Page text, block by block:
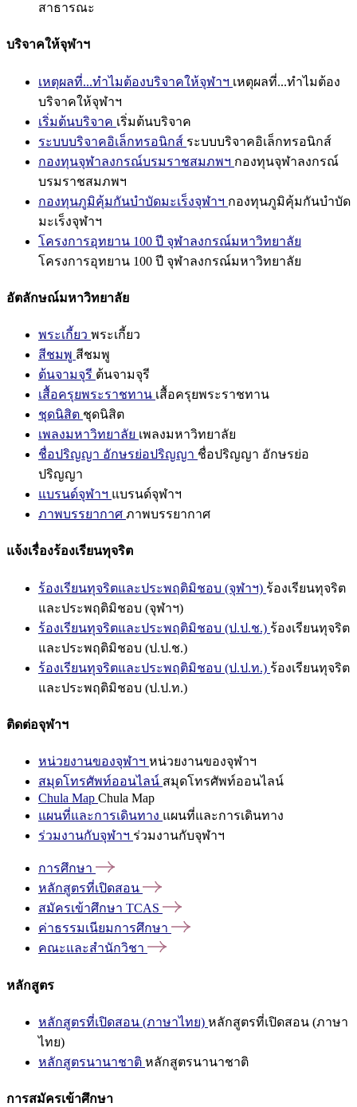
สาธารณะ
บริจาคให้จุฬาฯ
เหตุผลที่...ทำไมต้องบริจาคให้จุฬาฯ เหตุผลที่...ทำไมต้อง
บริจาคให้จุฬาฯ
เริ่มต้นบริจาค เริ่มต้นบริจาค
ระบบบริจาคอิเล็กทรอนิกส์ ระบบบริจาคอิเล็กทรอนิกส์
กองทุนจุฬาลงกรณ์บรมราชสมภพฯ กองทุนจุฬาลงกรณ์
บรมราชสมภพฯ
กองทุนภูมิคุ้มกันบำบัดมะเร็งจุฬาฯ กองทุนภูมิคุ้มกันบำบัด
มะเร็งจุฬาฯ
โครงการอุทยาน 100 ปี จุฬาลงกรณ์มหาวิทยาลัย
โครงการอุทยาน 100 ปี จุฬาลงกรณ์มหาวิทยาลัย
อัตลักษณ์มหาวิทยาลัย
พระเกี้ยว พระเกี้ยว
สีชมพู สีชมพู
ต้นจามจุรี ต้นจามจุรี
เสื้อครุยพระราชทาน เสื้อครุยพระราชทาน
ชุดนิสิต ชุดนิสิต
เพลงมหาวิทยาลัย เพลงมหาวิทยาลัย
ชื่อปริญญา อักษรย่อปริญญา ชื่อปริญญา อักษรย่อ
ปริญญา
แบรนด์จุฬาฯ แบรนด์จุฬาฯ
ภาพบรรยากาศ ภาพบรรยากาศ
แจ้งเรื่องร้องเรียนทุจริต
ร้องเรียนทุจริตและประพฤติมิชอบ (จุฬาฯ) ร้องเรียนทุจริต
และประพฤติมิชอบ (จุฬาฯ)
ร้องเรียนทุจริตและประพฤติมิชอบ (ป.ป.ช.) ร้องเรียนทุจริต
และประพฤติมิชอบ (ป.ป.ช.)
ร้องเรียนทุจริตและประพฤติมิชอบ (ป.ป.ท.) ร้องเรียนทุจริต
และประพฤติมิชอบ (ป.ป.ท.)
ติดต่อจุฬาฯ
หน่วยงานของจุฬาฯ หน่วยงานของจุฬาฯ
สมุดโทรศัพท์ออนไลน์ สมุดโทรศัพท์ออนไลน์
Chula Map Chula Map
แผนที่และการเดินทาง แผนที่และการเดินทาง
ร่วมงานกับจุฬาฯ ร่วมงานกับจุฬาฯ
การศึกษา
หลักสูตรที่เปิดสอน
สมัครเข้าศึกษา TCAS
ค่าธรรมเนียมการศึกษา
คณะและสำนักวิชา
หลักสูตร
หลักสูตรที่เปิดสอน (ภาษาไทย) หลักสูตรที่เปิดสอน (ภาษา
ไทย)
หลักสูตรนานาชาติ หลักสูตรนานาชาติ
การสมัครเข้าศึกษา